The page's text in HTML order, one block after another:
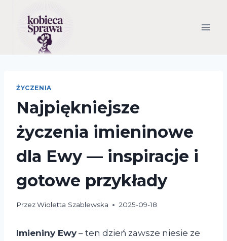
ŻYCZENIA
Najpiękniejsze
życzenia imieninowe
dla Ewy — inspiracje i
gotowe przykłady
PrzezWioletta Szablewska 2025-09-18
Imieniny Ewy – ten dzień zawsze niesie ze